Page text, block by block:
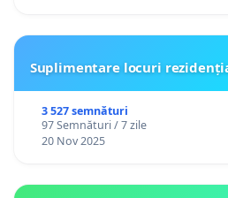
Suplimentare locuri
3 527 semnături
97 Semnături / 7 zile
20 Nov 2025